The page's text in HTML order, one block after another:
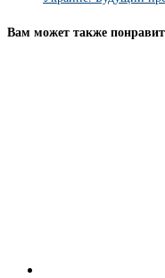
Вам может также